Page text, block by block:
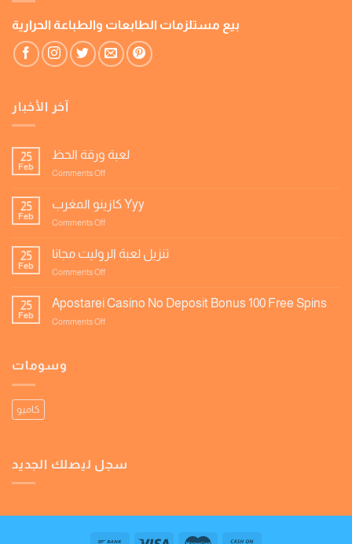
بيع مستلزمات الطابعات والطباعة الحرارية
آخر الأخبار
25
Feb
لعبة ورقة الحظ
Comments Offon
ورقة
الحظ
25
Feb
كازينو المغرب Yyy
Comments Offon
المغرب
Yyy
25
Feb
تنزيل لعبة الروليت مجانا
Comments Offon
لعبة
25
Feb
Apostarei Casino No Deposit Bonus 100 Free Spins
Comments Offon
وسومات
كاميو
سجل ليصلك الجديد